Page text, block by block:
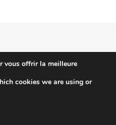
Thème Bard par WP Royal
PAGE
vous offrir la meilleure
cookies we are using or